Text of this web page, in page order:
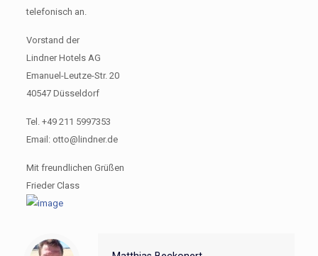
telefonisch an.
Vorstand der
Lindner Hotels AG
Emanuel-Leutze-Str. 20
40547 Düsseldorf
Tel. +49 211 5997353
Email: otto@lindner.de
Mit freundlichen Grüßen
Frieder Class